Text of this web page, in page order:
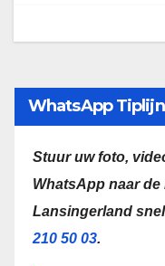
WhatsApp
Stuur uw foto,
WhatsApp naar de
Lansingerland
210 50 03.